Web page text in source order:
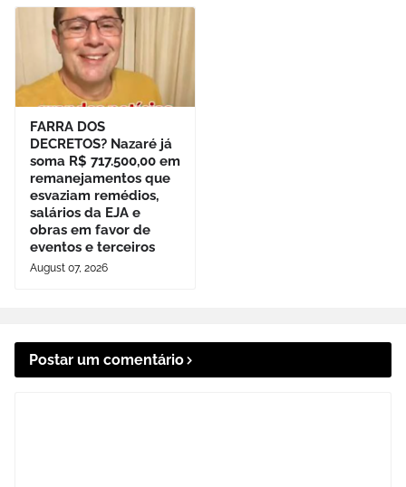
FARRA DOS
DECRETOS? Nazaré já
soma R$ 717.500,00 em
remanejamentos que
esvaziam remédios,
salários da EJA e
obras em favor de
eventos e terceiros
August 07, 2026
Postar um comentário